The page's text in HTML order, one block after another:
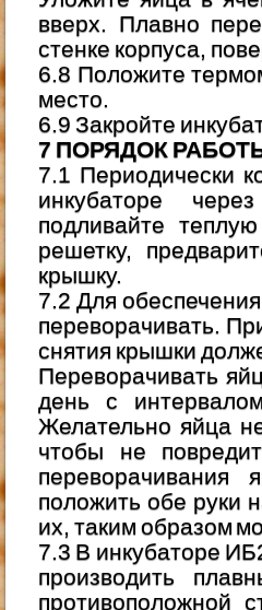
вверх. Плавно
стенке корпуса,
6.8 Положите
место.
6.9 Закройте
7 ПОРЯДОК
7.1 Периодически
инкубаторе
подливайте
решетку,
крышку.
7.2 Для
переворачивать.
снятия крышки
Переворачивать
день с
Желательно яйца
чтобы не
положить обе руки
их, таким образом
7.3 В инкубаторе
производить
противоположной